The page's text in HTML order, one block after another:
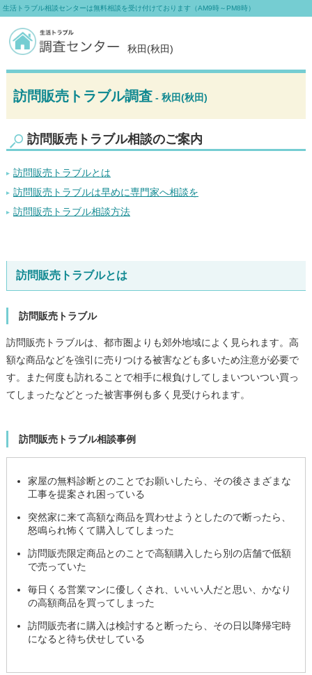
訪問販売トラブル調査 - 秋田(秋田)
訪問販売トラブル相談のご案内
訪問販売トラブルとは
訪問販売トラブルは早めに専門家へ相談を
訪問販売トラブル相談方法
訪問販売トラブルとは
訪問販売トラブル
訪問販売トラブルは、都市圏よりも郊外地域によく見られます。高
額な商品などを強引に売りつける被害なども多いため注意が必要で
す。また何度も訪れることで相手に根負けしてしまいついつい買っ
てしまったなどとった被害事例も多く見受けられます。
訪問販売トラブル相談事例
家屋の無料診断とのことでお願いしたら、その後さまざまな
工事を提案され困っている
突然家に来て高額な商品を買わせようとしたので断ったら、
怒鳴られ怖くて購入してしまった
訪問販売限定商品とのことで高額購入したら別の店舗で低額
で売っていた
毎日くる営業マンに優しくされ、いいい人だと思い、かなり
の高額商品を買ってしまった
訪問販売者に購入は検討すると断ったら、その日以降帰宅時
になると待ち伏せしている
秋田(秋田)
生活トラブル相談センターは無料相談を受け付けております（AM9時～PM8時）